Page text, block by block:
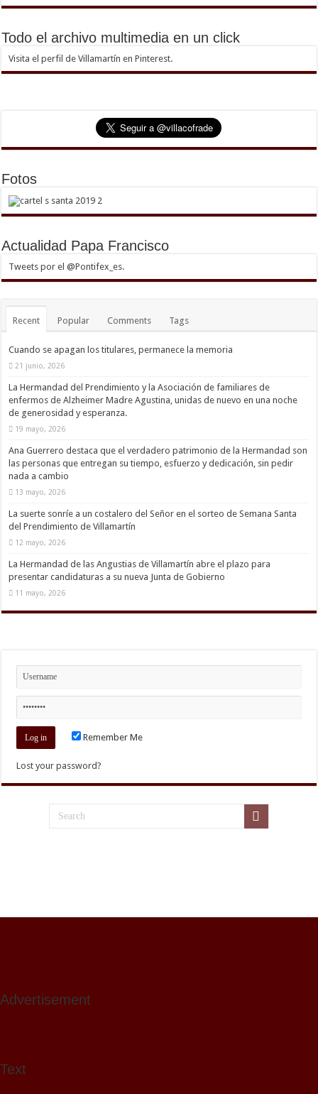
Todo el archivo multimedia en un click
Visita el perfil de Villamartín en Pinterest.
Fotos
Actualidad Papa Francisco
Tweets por el @Pontifex_es.
Recent Popular Comments Tags
Cuando se apagan los titulares, permanece la memoria
21 junio, 2026
La Hermandad del Prendimiento y la Asociación de familiares de
enfermos de Alzheimer Madre Agustina, unidas de nuevo en una noche
de generosidad y esperanza.
19 mayo, 2026
Ana Guerrero destaca que el verdadero patrimonio de la Hermandad son
las personas que entregan su tiempo, esfuerzo y dedicación, sin pedir
nada a cambio
13 mayo, 2026
La suerte sonríe a un costalero del Señor en el sorteo de Semana Santa
del Prendimiento de Villamartín
12 mayo, 2026
La Hermandad de las Angustias de Villamartín abre el plazo para
presentar candidaturas a su nueva Junta de Gobierno
11 mayo, 2026
Remember Me
Lost your password?
Advertisement
Text